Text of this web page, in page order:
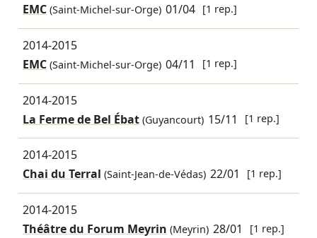
EMC(Saint-Michel-sur-Orge) 01/04 [1 rep.]
2014-2015
EMC(Saint-Michel-sur-Orge) 04/11 [1 rep.]
2014-2015
La Ferme de Bel Ébat(Guyancourt) 15/11 [1 rep.]
2014-2015
Chai du Terral (Saint-Jean-de-Védas) 22/01 [1 rep.]
2014-2015
Théâtre du Forum Meyrin (Meyrin) 28/01 [1 rep.]